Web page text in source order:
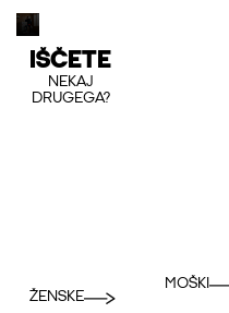
IŠČETE
NEKAJ
DRUGEGA?
ŽENSKE
MOŠKI